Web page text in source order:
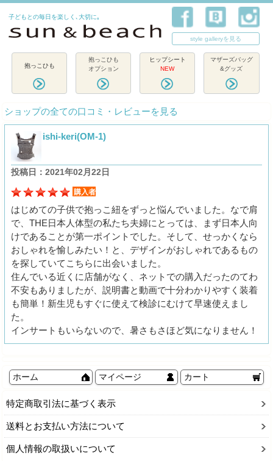
子どもとの毎日を楽しく､大切に｡
style galleryを見る
抱っこひも
抱っこひも
オプション
ヒップシート
NEW
マザーズバッグ
&グッズ
ショップの全ての口コミ・レビューを見る
ishi-keri(OM-1)
投稿日：2021年02月22日
購入者
はじめての子供で抱っこ紐をずっと悩んでいました。なで肩
で、THE日本人体型の私たち夫婦にとっては、まず日本人向
けであることが第一ポイントでした。そして、せっかくなら
おしゃれを愉しみたい！と、デザインがおしゃれであるもの
を探していてこちらに出会いました。
住んでいる近くに店舗がなく、ネットでの購入だったのてわ
不安もありましたが、説明書と動画で十分わかりやすく装着
も簡単！新生児もすぐに使えて検診にむけて早速使えまし
た。
インサートもいらないので、暑さもさほど気になりません！
ホーム マイページ カート
特定商取引法に基づく表示
送料とお支払い方法について
個人情報の取扱いについて